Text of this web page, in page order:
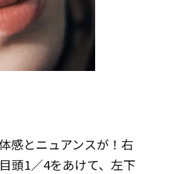
感とニュアンスが！右
頭1／4をあけて、左下